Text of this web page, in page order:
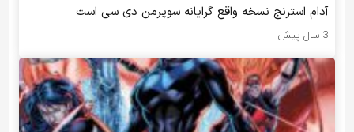
آدام استرنج نسخه واقع گرایانه سوپرمن دی سی است
3 سال پیش